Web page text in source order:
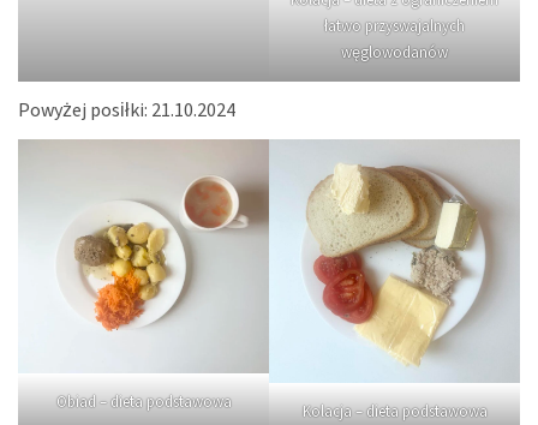
łatwo przyswajalnych
węglowodanów
Powyżej posiłki: 21.10.2024
Obiad – dieta podstawowa Kolacja – dieta podstawowa